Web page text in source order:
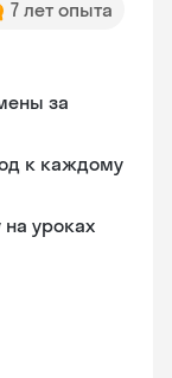
7 лет опыта
за
к каждому
уроках